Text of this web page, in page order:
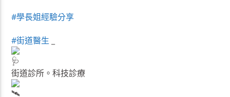
#學長姐經驗分享
#街道醫生
街道診所。科技診療